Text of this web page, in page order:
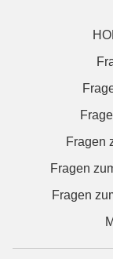
Fragen
Fragen
Fragen